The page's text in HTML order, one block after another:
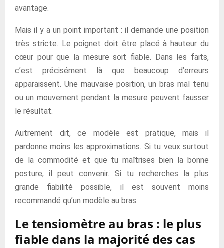
avantage.
Mais il y a un point important : il demande une position
très stricte. Le poignet doit être placé à hauteur du
cœur pour que la mesure soit fiable. Dans les faits,
c’est précisément là que beaucoup d’erreurs
apparaissent. Une mauvaise position, un bras mal tenu
ou un mouvement pendant la mesure peuvent fausser
le résultat.
Autrement dit, ce modèle est pratique, mais il
pardonne moins les approximations. Si tu veux surtout
de la commodité et que tu maîtrises bien la bonne
posture, il peut convenir. Si tu recherches la plus
grande fiabilité possible, il est souvent moins
recommandé qu’un modèle au bras.
Le tensiomètre au bras : le plus
fiable dans la majorité des cas